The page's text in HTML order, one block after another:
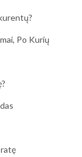
Po Kurių